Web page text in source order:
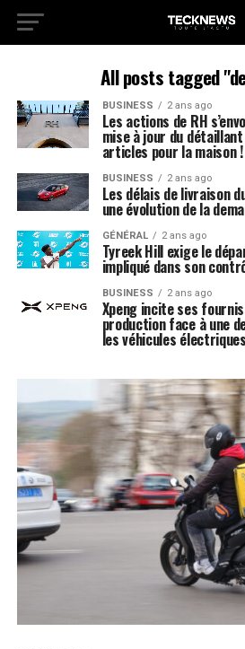
All posts tagged
BUSINESS 2 ans ago
Les actions de RH
mise à jour du
articles pour la maison !
BUSINESS 2 ans ago
Les délais de livraison
une évolution de la
GÉNÉRAL 2 ans ago
Tyreek Hill exige le
impliqué dans son
BUSINESS 2 ans ago
Xpeng incite ses
production face à une
les véhicules